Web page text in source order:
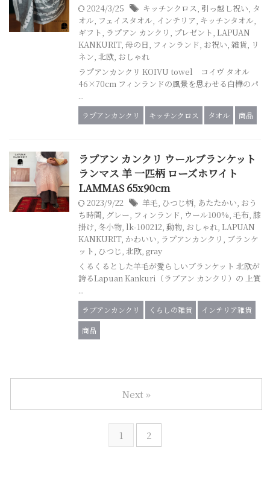
2024/3/25 キッチンクロス, 引っ越し祝い, タ
オル, フェイスタオル, インテリア, キッチンタオル,
ギフト, ラプアン カンクリ , プレゼント, LAPUAN
KANKURIT, 母の日, フィンランド, お祝い, 雑貨, リ
ネン, 北欧, おしゃれ
ラプアンカンクリ KOIVU towel コイヴ タオル
46×70cm フィンランドの風景を思わせる白樺のパ
...
ラプアンカンクリ キッチンクロス タオル 商品
ラプアン カンクリ ウールブランケット
ランマス 羊 一匹柄 ローズホワイト
LAMMAS 65x90cm
2023/9/22 羊毛, ひつじ柄, あたたかい, おう
ち時間, グレー, フィンランド, ウール100%, 毛布, 膝
掛け, 冬小物, lk-100212, 動物, おしゃれ, LAPUAN
KANKURIT, かわいい, ラプアンカンクリ , ブランケ
ット, ひつじ, 北欧, gray
くるくるとした羊毛が愛らしいブランケット 北欧が
誇るLapuan Kankuri（ラプアン カンクリ）の 上質
...
ラプアンカンクリ くらしの雑貨
インテリア雑貨
商品
1 2
Next »